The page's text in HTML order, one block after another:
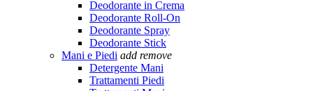
Deodorante in Crema
Deodorante Roll-On
Deodorante Spray
Deodorante Stick
Mani e Piedi add remove
Detergente Mani
Trattamenti Piedi